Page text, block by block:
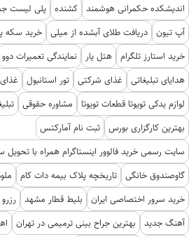
اندیشکده حکمرانی هوشمند کشنده پلی لیست
آپ تیون دریافت طلای آبشده از میلی خرید سکه
خرید استارز تلگرام هتل یار نمایندگی تعمیرات دوو
هدایای تبلیغاتی
غذای شرکتی تور استانبول
لوازم یدکی تویوتا قطعات تویوتا
مشاوره حقوقی
بهترین کارگزاری بورس ثبت نام آمارکتس
سایت رسمی خرید فالوور اینستاگرام همراه با تحویل
گاوصندوق خانگی تاریخچه پلاک بیمه دات کام
خرید سرور اختصاصی ایران
بلیط قطار مشهد
آهنگ جدید
بهترین جراح بینی ترمیمی در تهران